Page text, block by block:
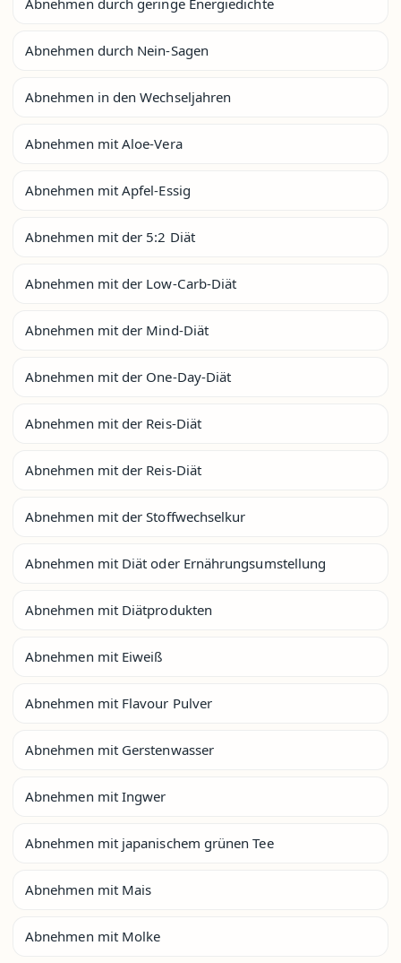
Abnehmen durch Nein-Sagen
Abnehmen in den Wechseljahren
Abnehmen mit Aloe-Vera
Abnehmen mit Apfel-Essig
Abnehmen mit der 5:2 Diät
Abnehmen mit der Low-Carb-Diät
Abnehmen mit der Mind-Diät
Abnehmen mit der One-Day-Diät
Abnehmen mit der Reis-Diät
Abnehmen mit der Reis-Diät
Abnehmen mit der Stoffwechselkur
Abnehmen mit Diät oder Ernährungsumstellung
Abnehmen mit Diätprodukten
Abnehmen mit Eiweiß
Abnehmen mit Flavour Pulver
Abnehmen mit Gerstenwasser
Abnehmen mit Ingwer
Abnehmen mit japanischem grünen Tee
Abnehmen mit Mais
Abnehmen mit Molke